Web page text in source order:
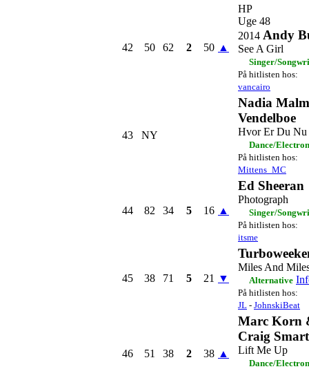
42 50 62 2 50 ▲
HP
Uge 48
2014 Andy
See A Girl
Singer/
På hitlisten hos:
vancairo
43 NY
Nadia
Vendelboe
Hvor Er Du Nu
Dance/
På hitlisten hos:
Mittens_MC
44 82 34 5 16 ▲
Ed Sheeran
Photograph
Singer/
På hitlisten hos:
itsme
45 38 71 5 21 ▼
Miles And
Alternative
På hitlisten hos:
JL - JohnskiBeat
46 51 38 2 38 ▲
Marc Korn
Craig Smart
Lift Me Up
Dance/